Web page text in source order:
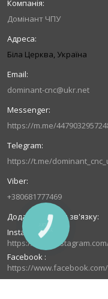
Домінант ЧПУ
Біла Церква, Україна
dominant-cnc@ukr.net
https://m.me/
https://t.me/
+380681777469
Instagram
Facebook
КНОПКА
ЗВ'ЯЗКУ